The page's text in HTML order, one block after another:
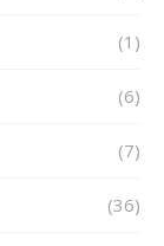
(1)
(6)
(7)
(36)